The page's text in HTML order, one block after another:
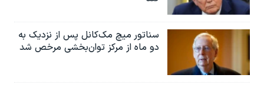
سناتور میچ مک‌کانل پس از نزدیک به
دو ماه از مرکز توان‌بخشی مرخص شد